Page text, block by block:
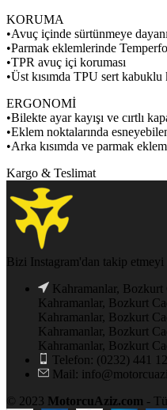
KORUMA
•Avuç içinde sürtünmeye
•Parmak eklemlerinde
•TPR avuç içi koruması
•Üst kısımda TPU sert kabuklu
ERGONOMİ
•Bilekte ayar kayışı ve cırtlı
•Eklem noktalarında
•Arka kısımda ve parmak
Kargo & Teslimat
Bizi Instagram'dan takip etmeyi
Kahramanlar, Bozkurt
Kahramanlar, Bozkurt
Kahramanlar, Bozkurt
Kahramanlar, Bozkurt
Kahramanlar, Bozkurt
Telefon: (0232) 441
Mail:
© 2023 MotorcuAziz.com -